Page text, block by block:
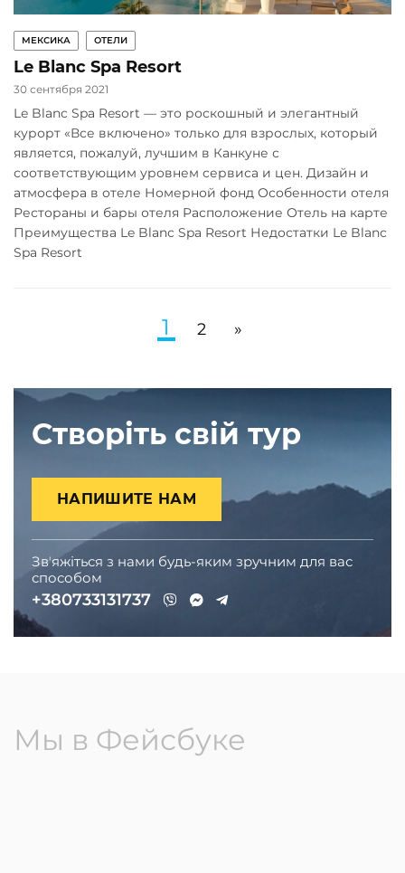
МЕКСИКА ОТЕЛИ
Le Blanc Spa Resort
30 сентября 2021
Le Blanc Spa Resort — это роскошный и элегантный
курорт «Все включено» только для взрослых, который
является, пожалуй, лучшим в Канкуне с
соответствующим уровнем сервиса и цен. Дизайн и
атмосфера в отеле Номерной фонд Особенности отеля
Рестораны и бары отеля Расположение Отель на карте
Преимущества Le Blanc Spa Resort Недостатки Le Blanc
Spa Resort
1 2 »
Створіть свій тур
НАПИШИТЕ НАМ
Звʼяжіться з нами будь-яким зручним для вас
способом
+380733131737
Мы в Фейсбуке